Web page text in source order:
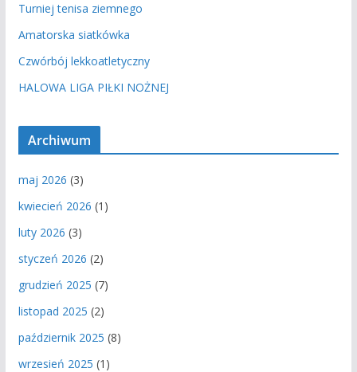
Turniej tenisa ziemnego
Amatorska siatkówka
Czwórbój lekkoatletyczny
HALOWA LIGA PIŁKI NOŻNEJ
Archiwum
maj 2026 (3)
kwiecień 2026 (1)
luty 2026 (3)
styczeń 2026 (2)
grudzień 2025 (7)
listopad 2025 (2)
październik 2025 (8)
wrzesień 2025 (1)